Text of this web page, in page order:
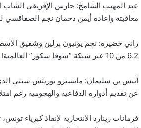
عبد المهيب الشامخ: حارس الإفريقي الشاب
معاقبته وإعادة أيمن دحمان نجم
راني خضيرة: نجم يونيون برلين وشقيق
6.2 من 10 عبر شبكة “سوفا سكور” العالمية!
عن تقديم أدواره الدفاعية والهجومية رغم امتلاكه 42 مباراة
فرمانات رينارد الانتحارية لإنقاذ كبرياء